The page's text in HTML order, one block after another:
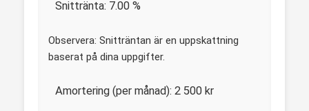
Snittränta: 7.00 %
Observera: Snitträntan är en uppskattning
baserat på dina uppgifter.
Amortering (per månad): 2 500 kr